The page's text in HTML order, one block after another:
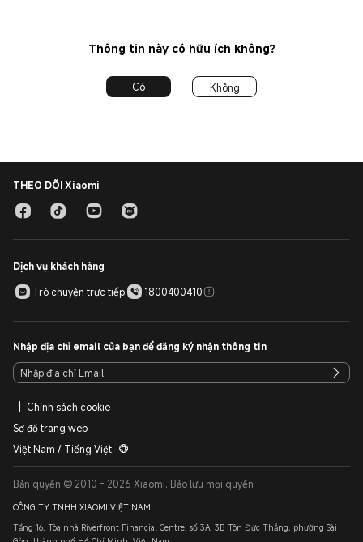
Thông tin này có hữu ích không?
Có Không
THEO DÕI Xiaomi
Dịch vụ khách hàng
Trò chuyện trực tiếp
1800400410
Nhập địa chỉ email của bạn để đăng ký nhận thông tin
Chính sách cookie
Sơ đồ trang web
Việt Nam / Tiếng Việt
Bản quyền © 2010 - 2026 Xiaomi. Bảo lưu mọi quyền
CÔNG TY TNHH XIAOMI VIỆT NAM
Tầng 16, Tòa nhà Riverfront Financial Centre, số 3A-3B Tôn Đức Thắng, phường Sài